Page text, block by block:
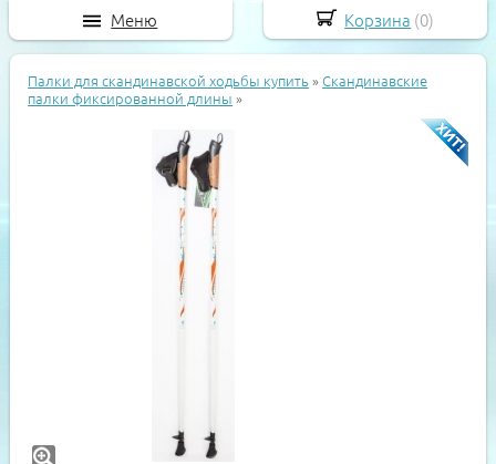
Палки для скандинавской ходьбы купить»Скандинавские
палки фиксированной длины »
Корзина (0)
Меню